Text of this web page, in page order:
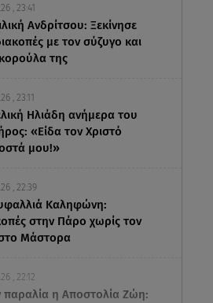
, 23:41
Ανδρίτσου: Ξεκίνησε
με τον σύζυγο και
της
, 23:11
Ηλιάδη ανήμερα του
«Είδα τον Χριστό
μου!»
, 22:39
Καληφώνη:
στην Πάρο χωρίς τον
Μάστορα
, 22:12
παραλία η Αποστολία Ζώη: